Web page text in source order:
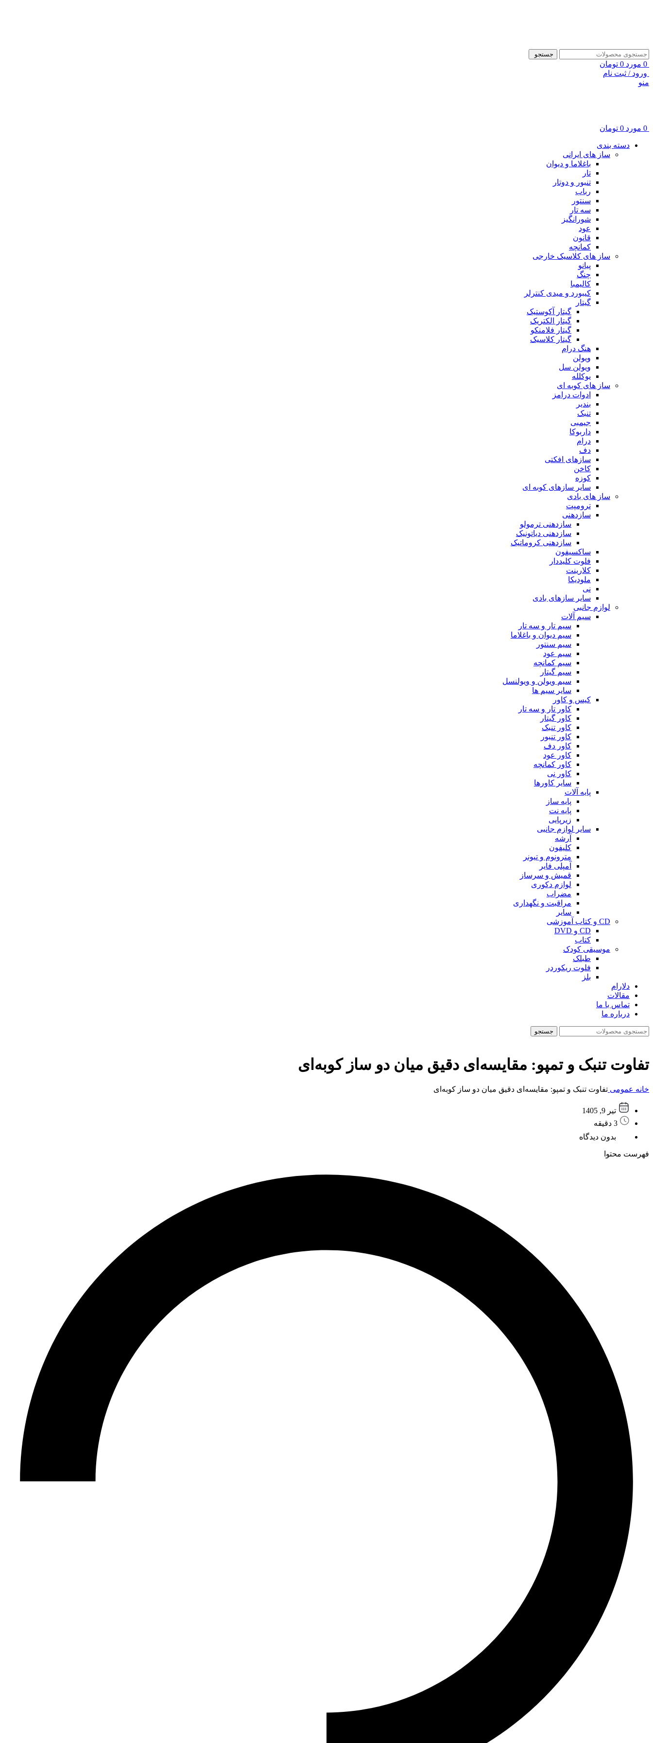
جستجو
0 مورد 0 تومان
ورود / ثبت نام
منو
0 مورد 0 تومان
دسته بندی
ساز های ایرانی
باغلاما و دیوان
تار
تنبور و دوتار
رباب
سنتور
سه تار
شورانگیز
عود
قانون
کمانچه
ساز های کلاسیک خارجی
پیانو
چنگ
کالیمبا
کیبورد و میدی کنترلر
گیتار
گیتار آکوستیک
گیتار الکتریک
گیتار فلامنکو
گیتار کلاسیک
هنگ درام
ویولن
ویولن سل
یوکلله
ساز های کوبه ای
ادوات درامز
بندیر
تنبک
جیمبی
داربوکا
درام
دف
سازهای افکتی
کاخن
کوزه
سایر سازهای کوبه ای
ساز های بادی
ترومپت
سازدهنی
سازدهنی ترمولو
سازدهنی دیاتونیک
سازدهنی کروماتیک
ساکسیفون
فلوت کلیددار
کلارینت
ملودیکا
نی
سایر سازهای بادی
لوازم جانبی
سیم آلات
سیم تار و سه تار
سیم دیوان و باغلاما
سیم سنتور
سیم عود
سیم کمانچه
سیم گیتار
سیم ویولن و ویولنسل
سایر سیم ها
کیس و کاور
کاور تار و سه تار
کاور گیتار
کاور تنبک
کاور تنبور
کاور دف
کاور عود
کاور کمانچه
کاور نی
سایر کاورها
پایه آلات
پایه ساز
پایه نت
زیرپایی
سایر لوازم جانبی
آرشه
کلیفون
مترونوم و تیونر
آمپلی فایر
قمیش و سرساز
لوازم دکوری
مضراب
مراقبت و نگهداری
سایر
CD و کتاب آموزشی
CD و DVD
کتاب
موسیقی کودک
طبلک
فلوت ریکوردر
بلز
دلارام
مقالات
تماس با ما
درباره ما
جستجو
تفاوت تنبک و تمپو: مقایسه‌ای دقیق میان دو ساز کوبه‌ای
خانه عمومی تفاوت تنبک و تمپو: مقایسه‌ای دقیق میان دو ساز کوبه‌ای
تیر 9, 1405
3 دقیقه
بدون دیدگاه
فهرست محتوا